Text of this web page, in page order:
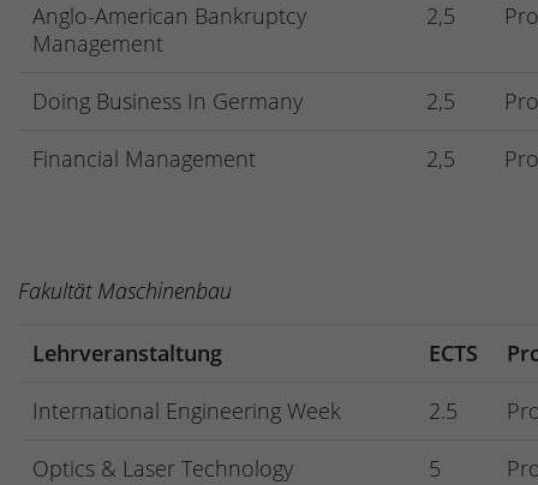
Anglo-American Bankruptcy
Management
2,5
Doing Business In Germany 2,5
Financial Management
2,5
Fakultät Maschinenbau
Lehrveranstaltung ECTS
International Engineering Week
2.5
Optics & Laser Technology
5